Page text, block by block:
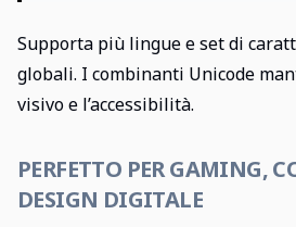
Supporta più lingue e set di
globali. I combinanti Unicode
visivo e l’accessibilità.
PERFETTO PER GAMING,
DESIGN DIGITALE